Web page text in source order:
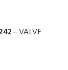
– VALVE